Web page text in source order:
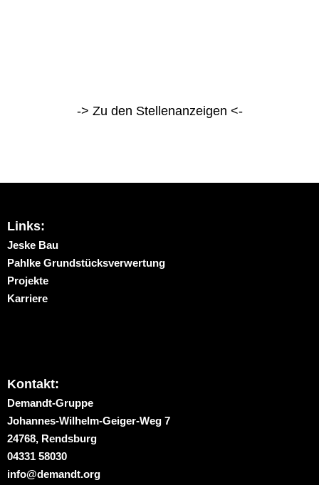
-> Zu den Stellenanzeigen <-​
Links:
Jeske Bau
Pahlke Grundstücksverwertung
Projekte
Karriere
Kontakt:
Demandt-Gruppe
Johannes-Wilhelm-Geiger-Weg 7
24768, Rendsburg
04331 58030
info@demandt.org